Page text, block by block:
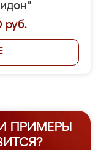
руб.
ПРИМЕРЫ